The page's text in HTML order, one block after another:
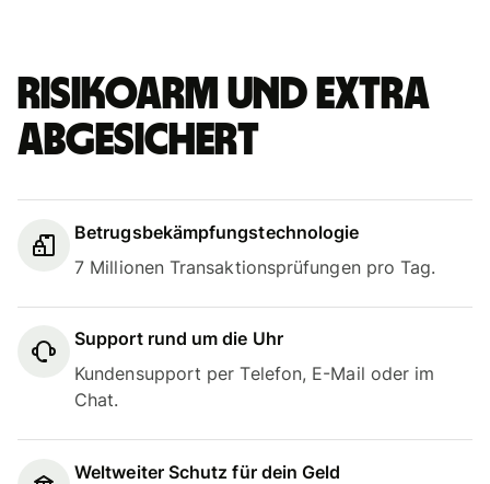
Risikoarm und extra
abgesichert
Betrugsbekämpfungstechnologie
7 Millionen Transaktionsprüfungen pro Tag.
Support rund um die Uhr
Kundensupport per Telefon, E-Mail oder im
Chat.
Weltweiter Schutz für dein Geld